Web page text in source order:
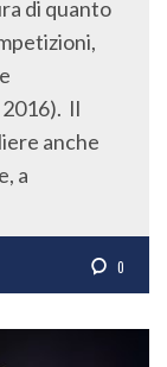
di quanto
Il
anche
a
0